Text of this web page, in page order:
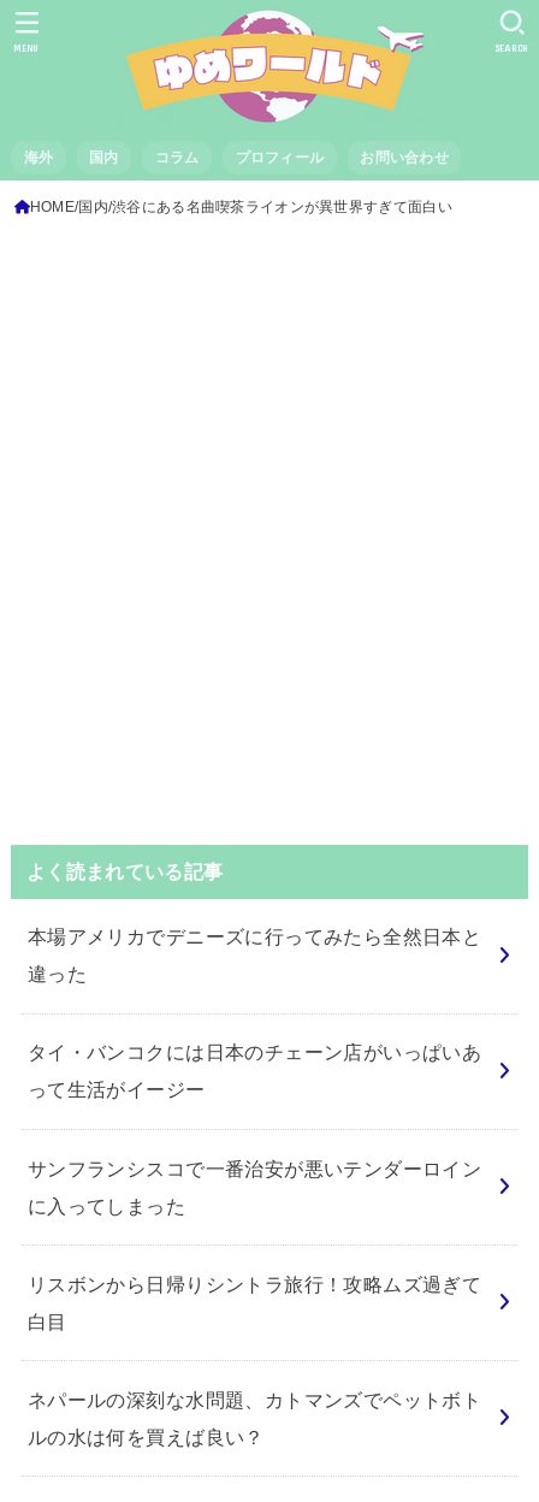
海外 国内 コラム プロフィール お問い合わせ
SEARCH
MENU
HOME 国内 渋谷にある名曲喫茶ライオンが異世界すぎて面白い
よく読まれている記事
本場アメリカでデニーズに行ってみたら全然日本と
違った
タイ・バンコクには日本のチェーン店がいっぱいあ
って生活がイージー
サンフランシスコで一番治安が悪いテンダーロイン
に入ってしまった
リスボンから日帰りシントラ旅行！攻略ムズ過ぎて
白目
ネパールの深刻な水問題、カトマンズでペットボト
ルの水は何を買えば良い？